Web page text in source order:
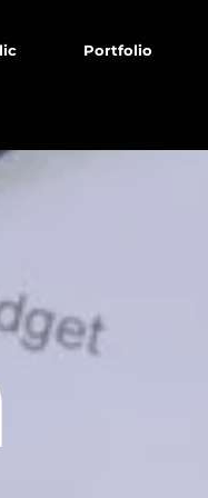
Portfolio